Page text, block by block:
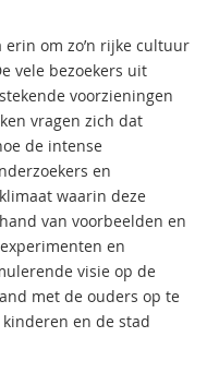
erin om zo’n rijke cultuur
vele bezoekers uit
voorzieningen
vragen zich dat
de intense
en
waarin deze
van voorbeelden en
en
visie op de
met de ouders op te
en de stad